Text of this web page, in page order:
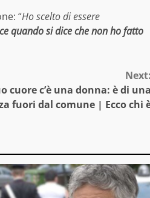
“Ho scelto di essere
quando si dice che non ho fatto
cuore c’è una donna: è di
fuori dal comune | Ecco chi